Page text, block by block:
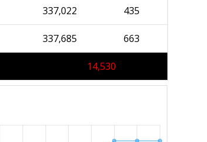
337,022 435
337,685 663
14,530